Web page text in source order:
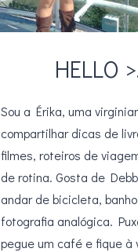
HELLO
Sou a Érika, uma
compartilhar dicas de
filmes, roteiros de
de rotina. Gosta de
andar de bicicleta,
fotografia analógica.
pegue um café e fique à